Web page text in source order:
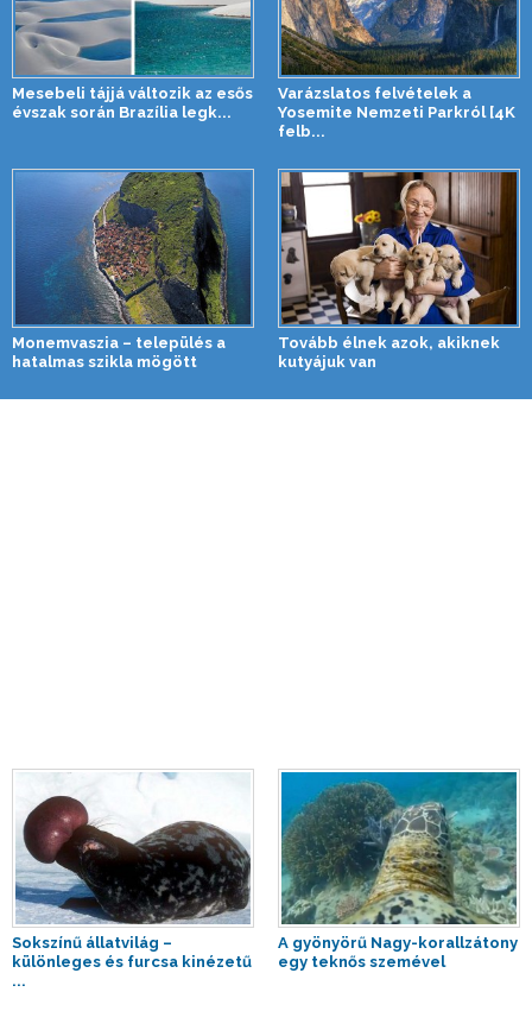
Mesebeli tájjá változik az esős
évszak során Brazília legk...
Varázslatos felvételek a
Yosemite Nemzeti Parkról [4K
felb...
Monemvaszia – település a
hatalmas szikla mögött
Tovább élnek azok, akiknek
kutyájuk van
Sokszínű állatvilág –
különleges és furcsa kinézetű
...
A gyönyörű Nagy-korallzátony
egy teknős szemével